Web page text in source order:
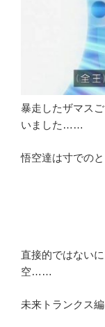
暴走したザマス
いました……
悟空達は寸での
直接的ではない
空……
未来トランクス